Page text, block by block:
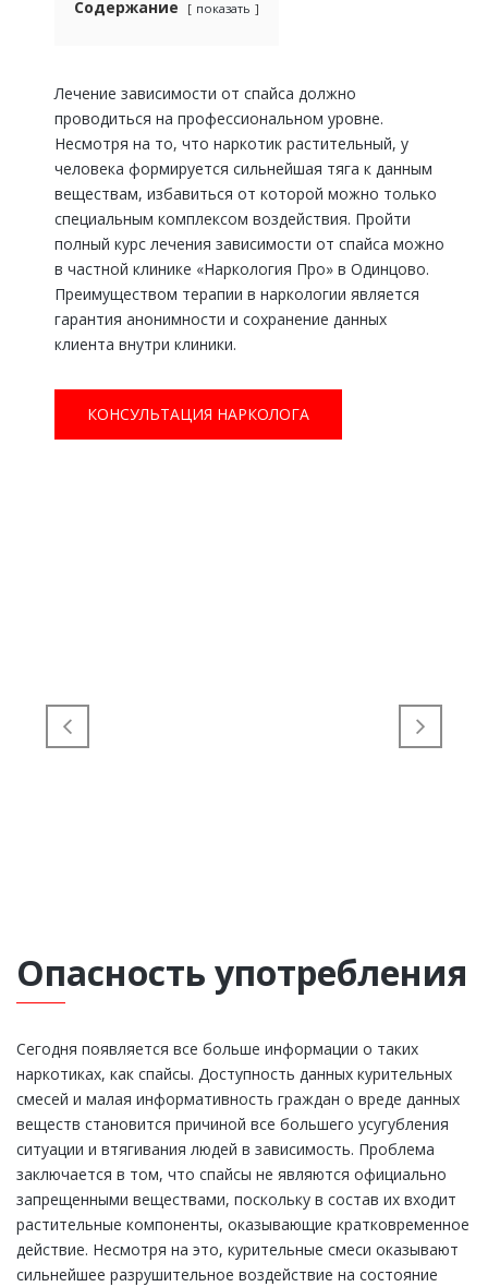
Содержание показать
Лечение зависимости от спайса должно
проводиться на профессиональном уровне.
Несмотря на то, что наркотик растительный, у
человека формируется сильнейшая тяга к данным
веществам, избавиться от которой можно только
специальным комплексом воздействия. Пройти
полный курс лечения зависимости от спайса можно
в частной клинике «Наркология Про» в Одинцово.
Преимуществом терапии в наркологии является
гарантия анонимности и сохранение данных
клиента внутри клиники.
КОНСУЛЬТАЦИЯ НАРКОЛОГА
Опасность употребления
Сегодня появляется все больше информации о таких
наркотиках, как спайсы. Доступность данных курительных
смесей и малая информативность граждан о вреде данных
веществ становится причиной все большего усугубления
ситуации и втягивания людей в зависимость. Проблема
заключается в том, что спайсы не являются официально
запрещенными веществами, поскольку в состав их входит
растительные компоненты, оказывающие кратковременное
действие. Несмотря на это, курительные смеси оказывают
сильнейшее разрушительное воздействие на состояние